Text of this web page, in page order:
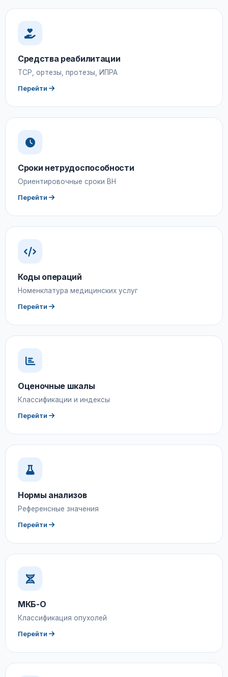
Средства реабилитации
ТСР, ортезы, протезы, ИПРА
Перейти
Сроки нетрудоспособности
Ориентировочные сроки ВН
Перейти
Коды операций
Номенклатура медицинских услуг
Перейти
Оценочные шкалы
Классификации и индексы
Перейти
Нормы анализов
Референсные значения
Перейти
МКБ-О
Классификация опухолей
Перейти